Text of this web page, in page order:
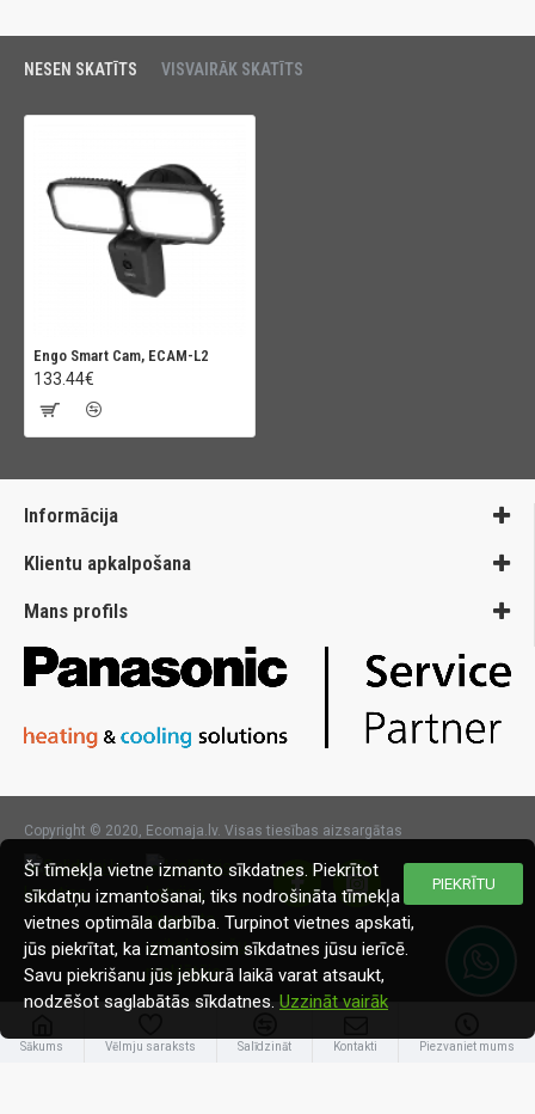
NESEN SKATĪTS VISVAIRĀK SKATĪTS
Engo Smart Cam, ECAM-L2
133.44€
Informācija
Klientu apkalpošana
Mans profils
Copyright © 2020, Ecomaja.lv. Visas tiesības aizsargātas
Sākums Vēlmju saraksts Salīdzināt Kontakti Piezvaniet mums
PIEKRĪTU
Šī tīmekļa vietne izmanto sīkdatnes. Piekrītot
sīkdatņu izmantošanai, tiks nodrošināta tīmekļa
vietnes optimāla darbība. Turpinot vietnes apskati,
jūs piekrītat, ka izmantosim sīkdatnes jūsu ierīcē.
Savu piekrišanu jūs jebkurā laikā varat atsaukt,
nodzēšot saglabātās sīkdatnes. Uzzināt vairāk